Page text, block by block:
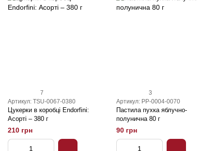
7
Артикул: TSU-0067-0380
Цукерки в коробці Endorfini:
Асорті – 380 г
210 грн
3
Артикул: PP-0004-0070
Пастила пухка яблучно-
полунична 80 г
90 грн